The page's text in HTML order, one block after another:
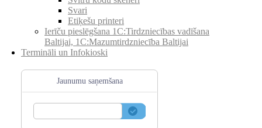
Svari
Etiķešu printeri
Ierīču pieslēgšana 1C:Tirdzniecības vadīšana
Baltijai, 1C:Mazumtirdzniecība Baltijai
Termināli un Infokioski
Jaunumu saņemšana